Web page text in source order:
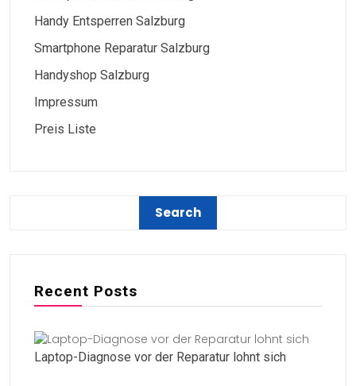
Handy Entsperren Salzburg
Smartphone Reparatur Salzburg
Handyshop Salzburg
Impressum
Preis Liste
Recent Posts
Laptop-Diagnose vor der Reparatur lohnt sich